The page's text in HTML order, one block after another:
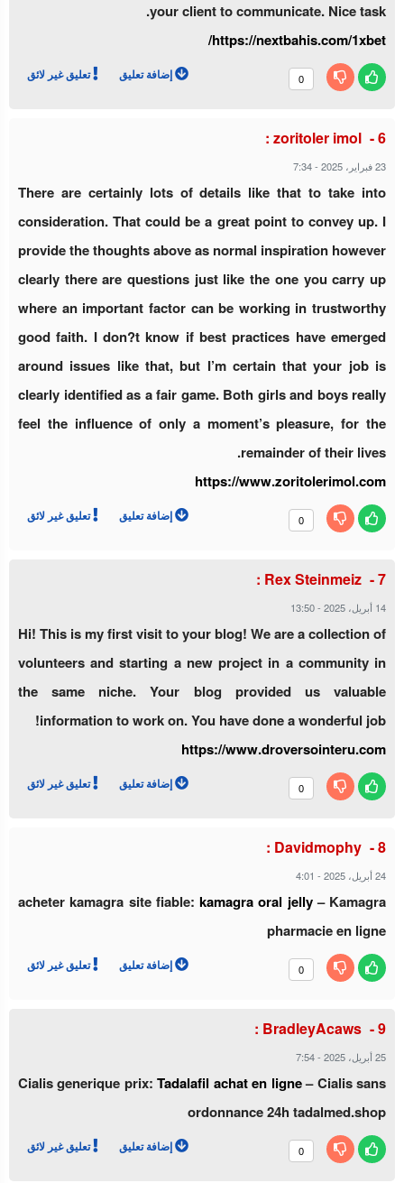
your client to communicate. Nice task.
https://nextbahis.com/1xbet/
0 إضافة تعليق تعليق غير لائق
zoritoler imol :
23 فبراير، 2025 -
7:34
There are certainly lots of details like that to take into
consideration. That could be a great point to convey up. I
provide the thoughts above as normal inspiration however
clearly there are questions just like the one you carry up
where an important factor can be working in trustworthy
good faith. I don?t know if best practices have emerged
around issues like that, but I’m certain that your job is
clearly identified as a fair game. Both girls and boys really
feel the influence of only a moment’s pleasure, for the
remainder of their lives.
https://www.zoritolerimol.com
0 إضافة تعليق تعليق غير لائق
Rex Steinmeiz :
14 أبريل، 2025 -
13:50
Hi! This is my first visit to your blog! We are a collection of
volunteers and starting a new project in a community in
the same niche. Your blog provided us valuable
information to work on. You have done a wonderful job!
https://www.droversointeru.com
0 إضافة تعليق تعليق غير لائق
Davidmophy :
24 أبريل، 2025 -
4:01
acheter kamagra site fiable: kamagra oral jelly– Kamagra
pharmacie en ligne
0 إضافة تعليق تعليق غير لائق
BradleyAcaws :
25 أبريل، 2025 -
7:54
Cialis generique prix:Tadalafil achat en ligne– Cialis sans
ordonnance 24h tadalmed.shop
0 إضافة تعليق تعليق غير لائق